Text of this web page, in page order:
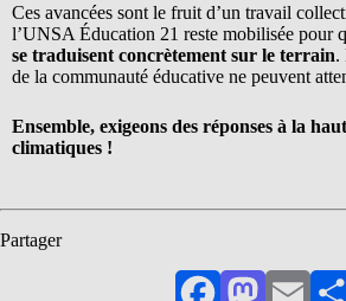
Ces avancées sont le fruit d’un travail
l’UNSA Éducation 21 reste mobilisée pour
se traduisent concrètement sur le terrain.
de la communauté éducative ne peuvent
Ensemble, exigeons des réponses à la
climatiques !
Partager